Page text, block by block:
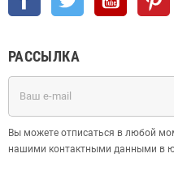
РАССЫЛКА
Вы можете отписаться в любой
нашими контактными данными в